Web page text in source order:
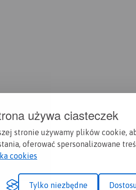
używa ciasteczek
stronie używamy plików cookie,
oferować spersonalizowane
cookies
Tylko niezbędne